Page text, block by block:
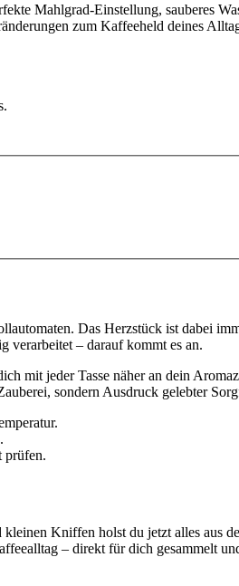
Mahlgrad-Einstellung, sauberes
zum Kaffeeheld deines
Das Herzstück ist dabei
verarbeitet – darauf kommt es an.
mit jeder Tasse näher an dein
sondern Ausdruck gelebter
prüfen.
Kniffen holst du jetzt alles aus
– direkt für dich gesammelt